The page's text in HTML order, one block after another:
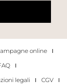
online
legali
CGV